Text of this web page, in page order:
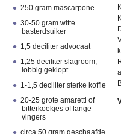
250 gram mascarpone
30-50 gram witte
basterdsuiker
1,5 deciliter advocaat
1,25 deciliter slagroom,
lobbig geklopt
1-1,5 deciliter sterke koffie
20-25 grote amaretti of
bitterkoekjes of lange
vingers
circa 50 gram geschaafde